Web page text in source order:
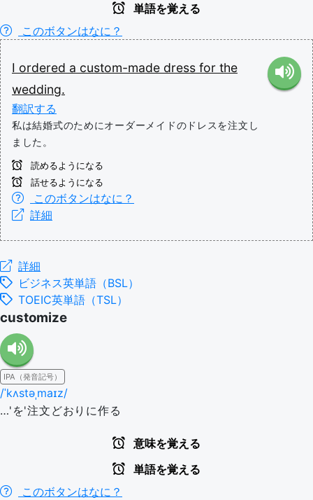
単語を覚える
このボタンはなに？
I ordered a custom-made dress for the
wedding.
翻訳する
私は結婚式のためにオーダーメイドのドレスを注文し
ました。
読めるようになる
話せるようになる
このボタンはなに？
詳細
詳細
ビジネス英単語（BSL）
TOEIC英単語（TSL）
customize
IPA（発音記号）
/ˈkʌstəˌmaɪz/
…'を'注文どおりに作る
意味を覚える
単語を覚える
このボタンはなに？